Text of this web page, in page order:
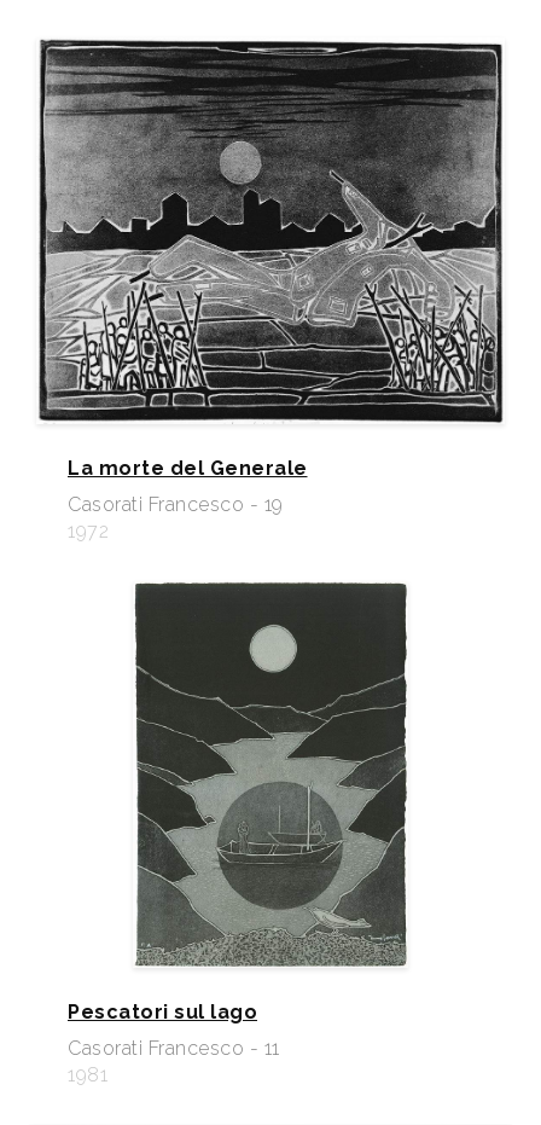
La morte del Generale
Casorati Francesco - 19
1972
Pescatori sul lago
Casorati Francesco - 11
1981